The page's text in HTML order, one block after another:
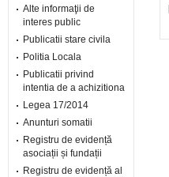
Alte informaţii de
interes public
Publicatii stare civila
Politia Locala
Publicatii privind
intentia de a achizitiona
Legea 17/2014
Anunturi somatii
Registru de evidență
asociații și fundații
Registru de evidență al